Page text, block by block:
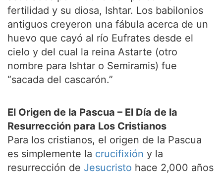
fertilidad y su diosa, Ishtar. Los babilonios
antiguos creyeron una fábula acerca de un
huevo que cayó al río Eufrates desde el
cielo y del cual la reina Astarte (otro
nombre para Ishtar o Semiramis) fue
“sacada del cascarón.”
El Origen de la Pascua – El Día de la
Resurrección para Los Cristianos
Para los cristianos, el origen de la Pascua
es simplemente la crucifixión y la
resurrección de Jesucristo hace 2,000 años